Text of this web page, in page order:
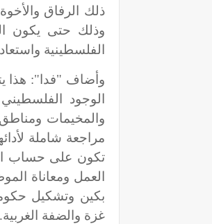
ذلك الرفاق
وذلك حتى يكون
الفلسطينية
وأضاف "فدا": هذا
الوجود
والمخيمات
مراجعة شاملة
تكون على حساب
العمل ومعاناة
بكين وتشكيل
غزة والضفة الغربية.